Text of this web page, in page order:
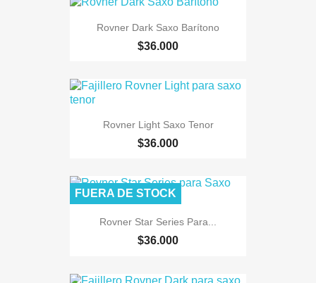
Rovner Dark Saxo Barítono
$36.000
Rovner Light Saxo Tenor
$36.000
Rovner Star Series Para...
$36.000
FUERA DE STOCK